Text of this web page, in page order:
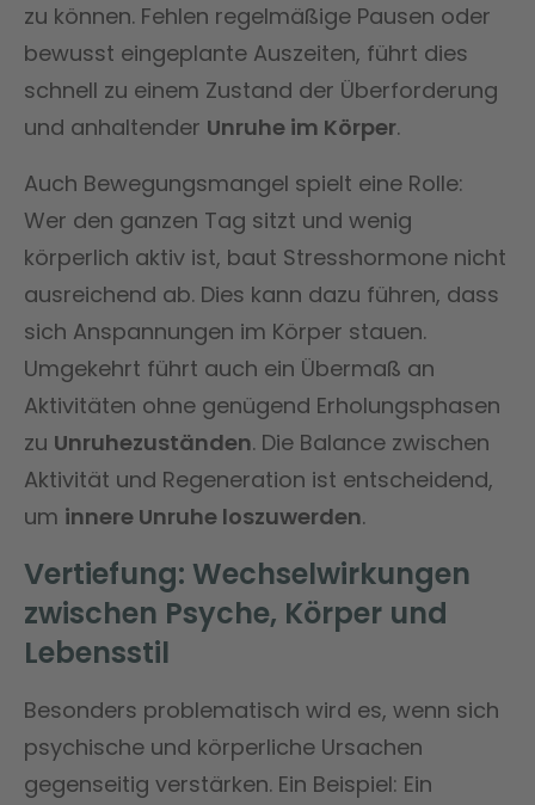
zu können. Fehlen regelmäßige Pausen oder
bewusst eingeplante Auszeiten, führt dies
schnell zu einem Zustand der Überforderung
und anhaltender Unruhe im Körper.
Auch Bewegungsmangel spielt eine Rolle:
Wer den ganzen Tag sitzt und wenig
körperlich aktiv ist, baut Stresshormone nicht
ausreichend ab. Dies kann dazu führen, dass
sich Anspannungen im Körper stauen.
Umgekehrt führt auch ein Übermaß an
Aktivitäten ohne genügend Erholungsphasen
zu Unruhezuständen. Die Balance zwischen
Aktivität und Regeneration ist entscheidend,
um innere Unruhe loszuwerden.
Vertiefung: Wechselwirkungen
zwischen Psyche, Körper und
Lebensstil
Besonders problematisch wird es, wenn sich
psychische und körperliche Ursachen
gegenseitig verstärken. Ein Beispiel: Ein